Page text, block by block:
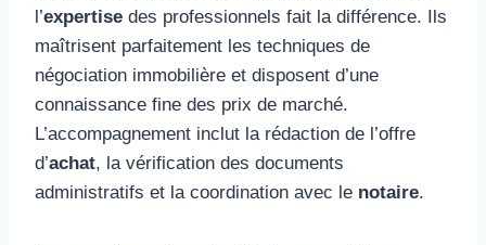
l’expertise des professionnels fait la différence. Ils
maîtrisent parfaitement les techniques de
négociation immobilière et disposent d’une
connaissance fine des prix de marché.
L’accompagnement inclut la rédaction de l’offre
d’achat, la vérification des documents
administratifs et la coordination avec le notaire.